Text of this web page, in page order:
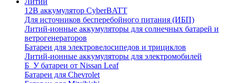
12В аккумулятор CyberBATT
Для источников бесперебойного питания (ИБП)
Литий-ионные аккумуляторы для солнечных батарей и
ветрогенераторов
Батареи для электровелосипедов и трициклов
Литий-ионные аккумуляторы для электромобилей
Б_У батареи от Nissan Leaf
Батареи для Chevrolet